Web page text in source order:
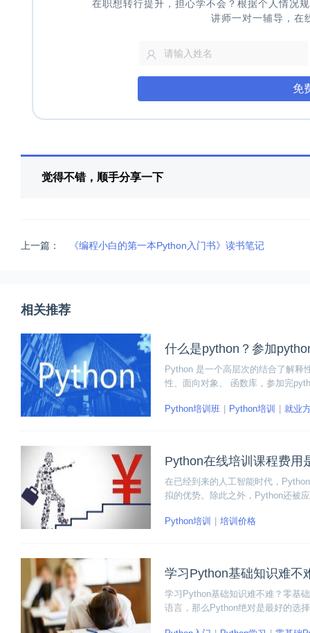
在职想转行提升，担心学不会？根据个人情况
讲师一对一辅导，在
免
觉得不错，顺手分享一下
上一篇： 《编程小白的第一本Python入门书》读书笔记
相关推荐
什么是python？参加
Python 是一个高层次的结合了解释
性、面向对象、 函数库，参加完
Python培训班 Python培训 就业
Python在线培训课程费用
在已经到来的人工智能时代，
拟的优势。除此之外，Python还被
值得报名呢？
Python培训 培训价格
学习Python基础知识难不
学习Python基础知识难不难？零基
语言，那么Python绝对是最好的选